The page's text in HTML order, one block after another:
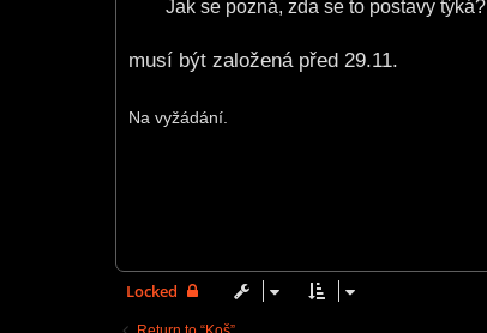
Jak se pozná, zda se to postavy týká?
musí být založená před 29.11.
Na vyžádání.
Locked